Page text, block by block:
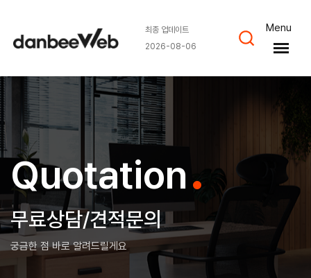
최종 업데이트
2026-08-06
Menu
Quotation.
무료상담/견적문의
궁금한 점 바로 알려드릴게요